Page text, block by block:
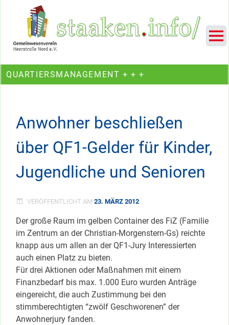
Ein Projekt des Gemeinwesenvereins Heerstraße Nord
QUARTIERSMANAGEMENT + + +
Anwohner beschließen
über QF1-Gelder für Kinder,
Jugendliche und Senioren
VERÖFFENTLICHT AM 23. MÄRZ 2012
Der große Raum im gelben Container des FiZ (Familie
im Zentrum an der Christian-Morgenstern-Gs) reichte
knapp aus um allen an der QF1-Jury Interessierten
auch einen Platz zu bieten.
Für drei Aktionen oder Maßnahmen mit einem
Finanzbedarf bis max. 1.000 Euro wurden Anträge
eingereicht, die auch Zustimmung bei den
stimmberechtigten “zwölf Geschworenen” der
Anwohnerjury fanden.